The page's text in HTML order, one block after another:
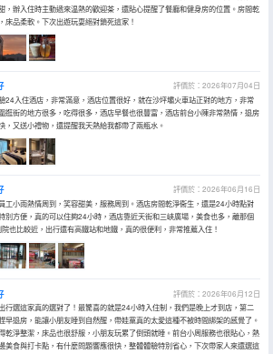
，辦入住時主動遞來温熱的歡迎茶，還貼心提醒了餐廳和健身房的位置。房間乾
床品柔軟。下次出遊玩耍絕對鎖死這家！
評價於：2026年07月04日
24入住酒店，非常滿意，酒店位置很好，就在沙坪壩火車站正對的地方，非常
逛街的地方很多，吃得很多，酒店早餐也很豐富，酒店前台小陳非常熱情，退房
，又送小禮物，還提醒我天熱給我都帶了兩瓶水。
評價於：2026年06月16日
工小雨熱情周到，笑容甜美，服務周到。酒店房間乾淨衞生，還是24小時點對
別方便，真的可以住夠24小時，酒店靠近天街和三峽廣場，美食也多，離那個
也比較近，出行還有高鐵站和地鐵，真的很便利，非常推薦入住！
評價於：2026年06月12日
行選這家真的選對了！最驚喜的就是24小時入住制，我們是晚上才到店，第二
早退房，能讓小朋友睡到自然醒，帶娃黨真的太愛這種不被時間綁架的感覺了。
乾淨整潔，床品也很舒服，小朋友玩累了倒頭就睡。前台小周服務也很貼心，熱
美食與打卡點，有什麼問題響應很快，整體體驗特別省心，下次帶家人來還選這